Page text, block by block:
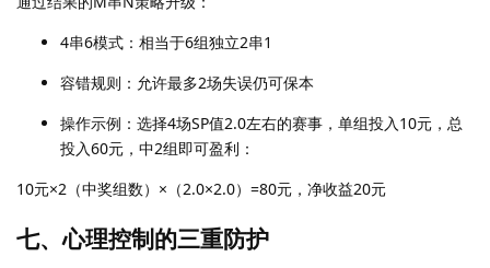
4串6模式：相当于6组独立2串1
容错规则：允许最多2场失误仍可保本
操作示例：选择4场SP值2.0左右的赛事，单组投入10元，总
投入60元，中2组即可盈利：
10元×2（中奖组数）×（2.0×2.0）=80元，净收益20元
七、心理控制的三重防护